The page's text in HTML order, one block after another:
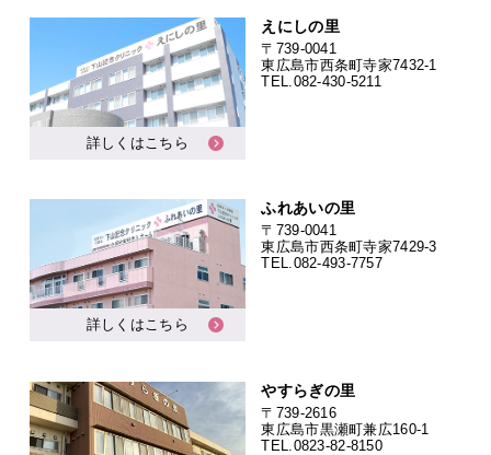
詳しくはこちら
えにしの里
〒739-0041
東広島市西条町寺家7432-1
TEL. 082-430-5211
詳しくはこちら
ふれあいの里
〒739-0041
東広島市西条町寺家7429-3
TEL.082-493-7757
やすらぎの里
〒739-2616
東広島市黒瀬町兼広160-1
TEL. 0823-82-8150